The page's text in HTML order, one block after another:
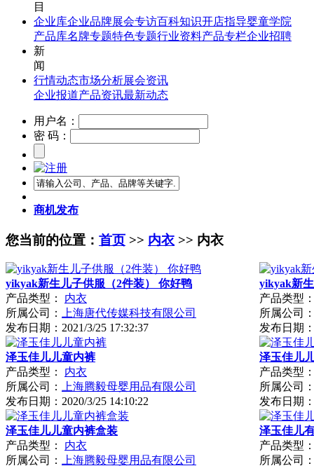
目
企业库企业品牌展会专访百科知识开店指导婴童学院
产品库名牌专题特色专题行业资料产品专栏企业招聘
新
闻
行情动态市场分析展会资讯
企业报道产品资讯最新动态
用户名：
密 码：
商机发布
您当前的位置： 首页 >> 内衣 >> 内衣
yikyak新生儿子供服（2件装） 你好鸭
产品类型：
内衣
所属公司： 上海唐代传媒科技有限公司
发布日期： 2021/3/25 17:32:37
yikyak新
产品类型
所属公司
发布日期
泽玉佳儿儿童内裤
产品类型：
内衣
所属公司： 上海腾毅母婴用品有限公司
发布日期： 2020/3/25 14:10:22
泽玉佳儿
产品类型
所属公司
发布日期
泽玉佳儿儿童内裤盒装
产品类型：
内衣
所属公司： 上海腾毅母婴用品有限公司
泽玉佳儿
产品类型
所属公司